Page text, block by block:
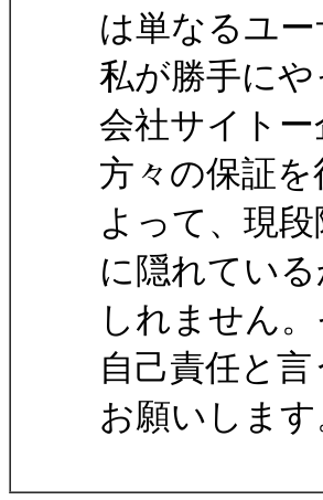
は単なるユ
私が勝手に
会社サイトー
方々の保証
よって、現
に隠れている
しれません
自己責任と
お願いします